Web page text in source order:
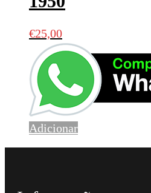
€25,00
Adicionar